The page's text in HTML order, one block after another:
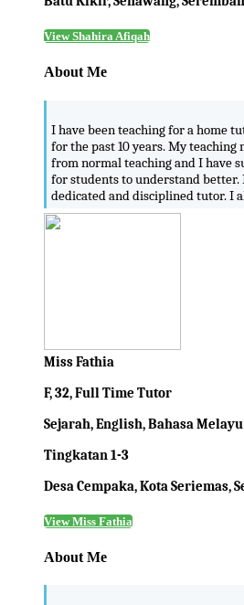
View Shahira Afiqah
About Me
I have been teaching for a home
for the past 10 years. My
from normal teaching and I have
for students to understand better.
dedicated and disciplined tutor. I
Miss Fathia
F, 32, Full Time Tutor
Sejarah, English, Bahasa Melayu
Tingkatan 1-3
Desa Cempaka, Kota Seriemas,
View Miss Fathia
About Me